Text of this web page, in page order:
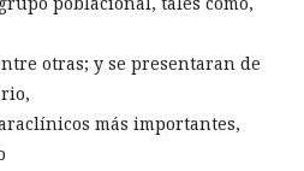
otras; y se presentaran de
más importantes,